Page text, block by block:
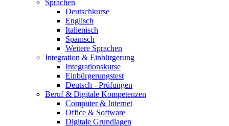
Sprachen
Deutschkurse
Englisch
Italienisch
Spanisch
Weitere Sprachen
Integration & Einbürgerung
Integrationskurse
Einbürgerungstest
Deutsch - Prüfungen
Beruf & Digitale Kompetenzen
Computer & Internet
Office & Software
Digitale Grundlagen